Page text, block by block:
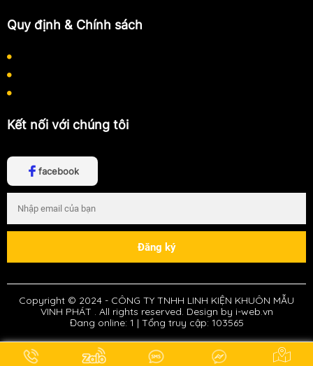
Quy định & Chính sách
Kết nối với chúng tôi
facebook
Copyright © 2024 - CÔNG TY TNHH LINH KIỆN KHUÔN MẪU
VINH PHÁT . All rights reserved. Design by i-web.vn
Đang online: 1 | Tổng truy cập: 103565